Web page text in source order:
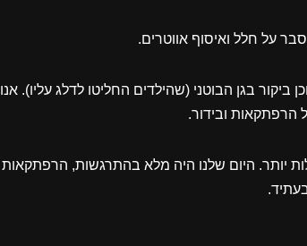
על חלל ואיסוף אווטרים.
בגן הבוטני (שהילדים החליטו לדלג עליו). אנו
ובידור.
יותר. היום שלנו היה מלא בהתרגשות, הרפתקאות